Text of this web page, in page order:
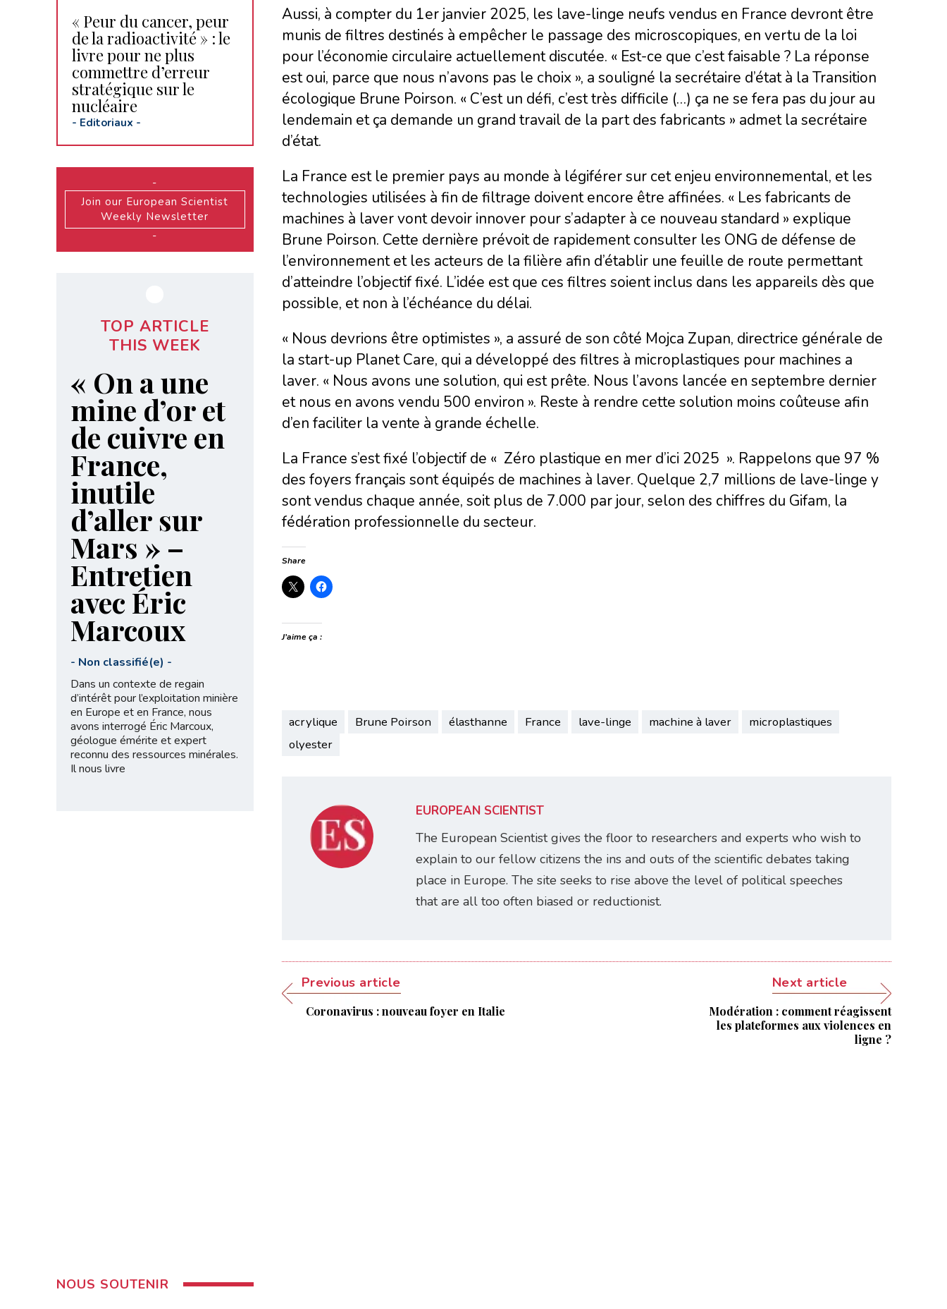
Aussi, à compter du 1er janvier 2025, les lave-linge neufs vendus en France devront être
munis de filtres destinés à empêcher le passage des microscopiques, en vertu de la loi
pour l’économie circulaire actuellement discutée. « Est-ce que c’est faisable ? La réponse
est oui, parce que nous n’avons pas le choix », a souligné la secrétaire d’état à la Transition
écologique Brune Poirson. « C’est un défi, c’est très difficile (…) ça ne se fera pas du jour au
lendemain et ça demande un grand travail de la part des fabricants » admet la secrétaire
d’état.
La France est le premier pays au monde à légiférer sur cet enjeu environnemental, et les
technologies utilisées à fin de filtrage doivent encore être affinées. « Les fabricants de
machines à laver vont devoir innover pour s’adapter à ce nouveau standard » explique
Brune Poirson. Cette dernière prévoit de rapidement consulter les ONG de défense de
l’environnement et les acteurs de la filière afin d’établir une feuille de route permettant
d’atteindre l’objectif fixé. L’idée est que ces filtres soient inclus dans les appareils dès que
possible, et non à l’échéance du délai.
« Nous devrions être optimistes », a assuré de son côté Mojca Zupan, directrice générale de
la start-up Planet Care, qui a développé des filtres à microplastiques pour machines a
laver. « Nous avons une solution, qui est prête. Nous l’avons lancée en septembre dernier
et nous en avons vendu 500 environ ». Reste à rendre cette solution moins coûteuse afin
d’en faciliter la vente à grande échelle.
La France s’est fixé l’objectif de « Zéro plastique en mer d’ici 2025 ». Rappelons que 97 %
des foyers français sont équipés de machines à laver. Quelque 2,7 millions de lave-linge y
sont vendus chaque année, soit plus de 7.000 par jour, selon des chiffres du Gifam, la
fédération professionnelle du secteur.
Share
J’aime ça :
acrylique Brune Poirson élasthanne France lave-linge machine à laver
microplastiques
olyester
EUROPEAN SCIENTIST
The European Scientist gives the floor to researchers and experts who wish to
explain to our fellow citizens the ins and outs of the scientific debates taking
place in Europe. The site seeks to rise above the level of political speeches
that are all too often biased or reductionist.
Previous article
Coronavirus : nouveau foyer en Italie
Next article
Modération : comment réagissent
les plateformes aux violences en
ligne ?
« Peur du cancer, peur
de la radioactivité » : le
livre pour ne plus
commettre d’erreur
stratégique sur le
nucléaire
- Editoriaux -
-
Join our European Scientist
Weekly Newsletter
-
TOP ARTICLE
THIS WEEK
« On a une
mine d’or et
de cuivre en
France,
inutile
d’aller sur
Mars » –
Entretien
avec Éric
Marcoux
- Non classifié(e) -
Dans un contexte de regain
d’intérêt pour l’exploitation minière
en Europe et en France, nous
avons interrogé Éric Marcoux,
géologue émérite et expert
reconnu des ressources minérales.
Il nous livre
NOUS SOUTENIR